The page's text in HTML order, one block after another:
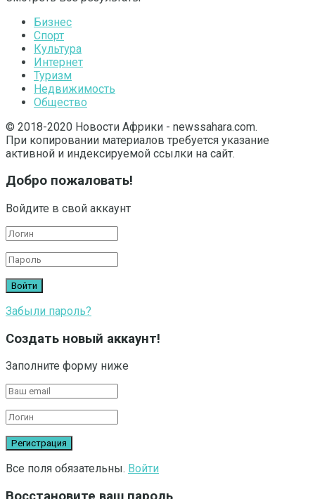
Бизнес
Спорт
Культура
Интернет
Туризм
Недвижимость
Общество
© 2018-2020 Новости Африки - newssahara.com.
При копировании материалов требуется указание
активной и индексируемой ссылки на сайт.
Добро пожаловать!
Войдите в свой аккаунт
Забыли пароль?
Создать новый аккаунт!
Заполните форму ниже
Все поля обязательны. Войти